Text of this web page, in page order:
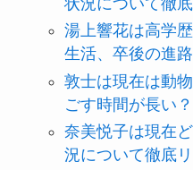
湯上響花は高学
生活、卒後の進
敦士は現在は動
ごす時間が長い？
奈美悦子は現在
況について徹底リ